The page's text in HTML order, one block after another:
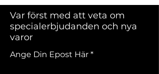
Var först med att veta om
specialerbjudanden och nya
varor
Ange Din Epost Här